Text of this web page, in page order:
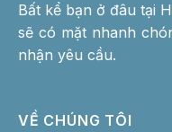
Bất kể bạn ở đâu tại
sẽ có mặt nhanh
nhận yêu cầu.
VỀ CHÚNG TÔI